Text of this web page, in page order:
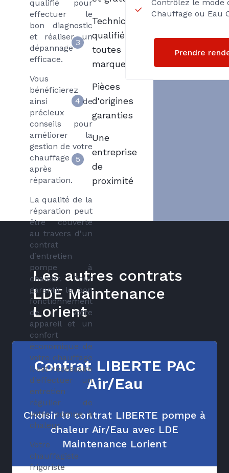
qualifié pour
effectuer le
bon diagnostic
et réaliser un
dépannage
efficace.
Vous
bénéficierez
ainsi de
précieux
conseils pour
améliorer la
gestion de votre
chauffage
après
réparation.
La qualité de la
réparation peut
être couverte
au travers d'un
contrat
d’entretien
pompe à
chaleur. Pour
garantir le bon
fonctionnement
de votre
appareil et un
confort
économique de
votre chauffage
il est nécessaire
d’effectuer un
entretien
régulier de
votre pompe à
chaleur.
Votre
chauffagiste
frigoriste
Contrôlez le mode
Chauffage ou Eau
Prendre
3
Techniciens
qualifiés
toutes
marques
4
Pièces
d'origines
garanties
5
Une
entreprise
de
proximité
Les autres contrats
LDE Maintenance
Lorient
Contrat LIBERTE PAC
Air/Eau
Choisir le contrat LIBERTE pompe à
chaleur Air/Eau avec LDE
Maintenance Lorient